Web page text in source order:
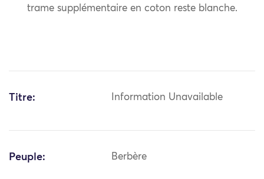
trame supplémentaire en coton reste blanche.
Titre: Information Unavailable
Peuple: Berbère